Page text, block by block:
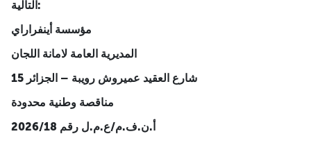
التالية:
مؤسسة أينفراراي
المديرية العامة لامانة اللجان
15 شارع العقيد عميروش رويبة – الجزائر
مناقصة وطنية محدودة
2026/18 أ.ن.ف.م/ع.م.ل رقم